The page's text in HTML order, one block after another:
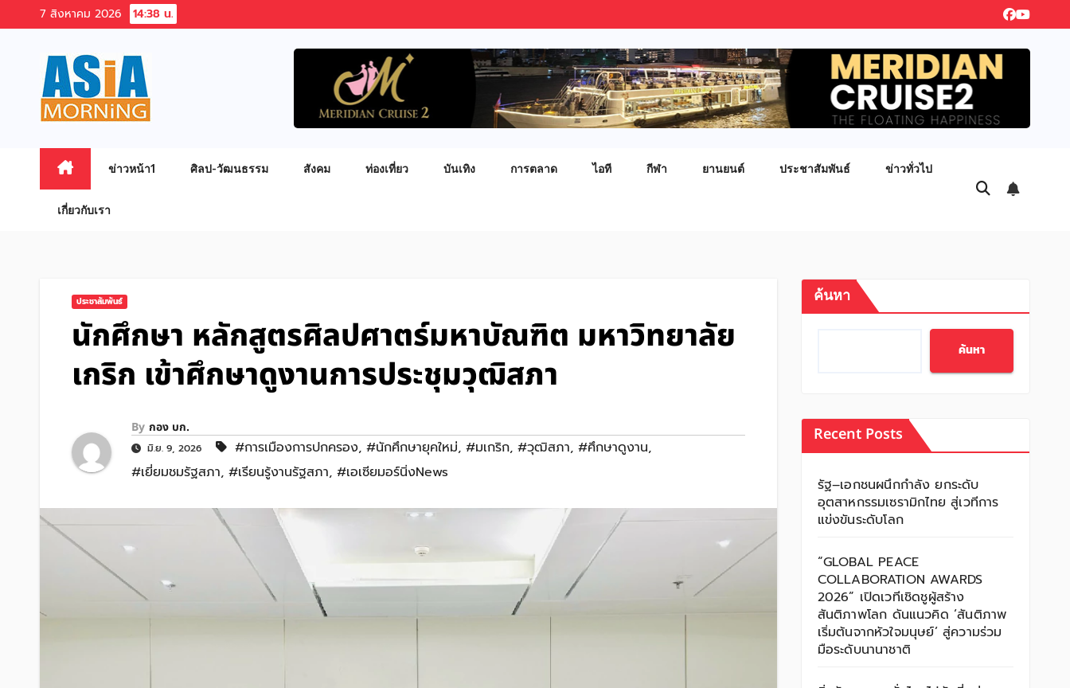
to
content
7 สิงหาคม 2026 14:38 น.
ข่าวหน้า1 ศิลป-วัฒนธรรม สังคม ท่องเที่ยว บันเทิง การตลาด ไอที กีฬา ยานยนต์ ประชาสัมพันธ์ ข่าวทั่วไป
เกี่ยวกับเรา
ประชาสัมพันธ์
นักศึกษา หลักสูตรศิลปศาตร์มหาบัณฑิต มหาวิทยาลัย
เกริก เข้าศึกษาดูงานการประชุมวุฒิสภา
By กอง บก.
มิ.ย. 9, 2026 #การเมืองการปกครอง, #นักศึกษายุคใหม่, #มเกริก, #วุฒิสภา, #ศึกษาดูงาน,
#เยี่ยมชมรัฐสภา, #เรียนรู้งานรัฐสภา, #เอเซียมอร์นิ่งNews
ค้นหา
ค้นหา
Recent Posts
รัฐ–เอกชนผนึกกำลัง ยกระดับ
อุตสาหกรรมเซรามิกไทย สู่เวทีการ
แข่งขันระดับโลก
“GLOBAL PEACE
COLLABORATION AWARDS
2026” เปิดเวทีเชิดชูผู้สร้าง
สันติภาพโลก ดันแนวคิด ‘สันติภาพ
เริ่มต้นจากหัวใจมนุษย์’ สู่ความร่วม
มือระดับนานาชาติ